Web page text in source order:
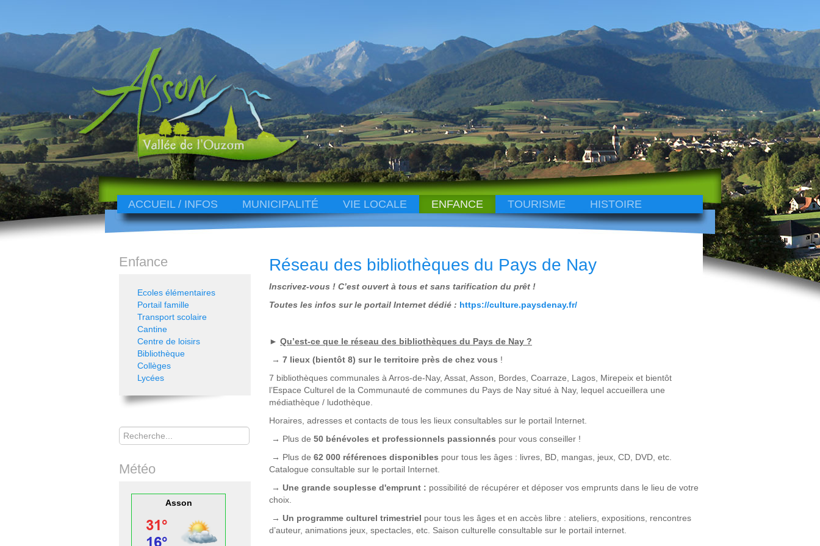
ACCUEIL / INFOS MUNICIPALITÉ VIE LOCALE ENFANCE TOURISME HISTOIRE
Réseau des bibliothèques du Pays de Nay
Inscrivez-vous ! C’est ouvert à tous et sans tarification du prêt !
Toutes les infos sur le portail Internet dédié : https://culture.paysdenay.fr/
► Qu’est-ce que le réseau des bibliothèques du Pays de Nay ?
→ 7 lieux (bientôt 8) sur le territoire près de chez vous !
7 bibliothèques communales à Arros-de-Nay, Assat, Asson, Bordes, Coarraze, Lagos, Mirepeix et bientôt
l’Espace Culturel de la Communauté de communes du Pays de Nay situé à Nay, lequel accueillera une
médiathèque / ludothèque.
Horaires, adresses et contacts de tous les lieux consultables sur le portail Internet.
→ Plus de 50 bénévoles et professionnels passionnés pour vous conseiller !
→ Plus de 62 000 références disponibles pour tous les âges : livres, BD, mangas, jeux, CD, DVD, etc.
Catalogue consultable sur le portail Internet.
→ Une grande souplesse d'emprunt : possibilité de récupérer et déposer vos emprunts dans le lieu de votre
choix.
→ Un programme culturel trimestriel pour tous les âges et en accès libre : ateliers, expositions, rencontres
d’auteur, animations jeux, spectacles, etc. Saison culturelle consultable sur le portail internet.
Enfance
Ecoles élémentaires
Portail famille
Transport scolaire
Cantine
Centre de loisirs
Bibliothèque
Collèges
Lycées
Rechercher
Météo
Asson